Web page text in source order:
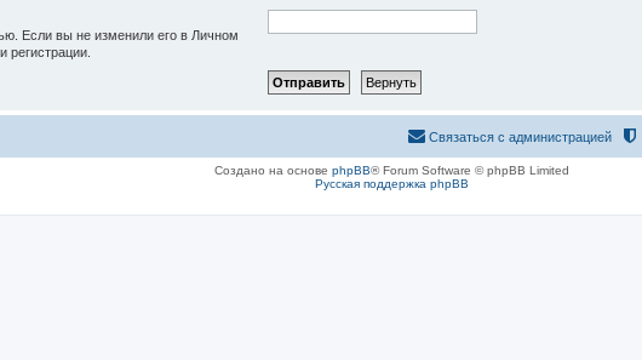
Если вы не изменили его в Личном
регистрации.
Связаться с администрацией
Создано на основе phpBB® Forum Software © phpBB Limited
Русская поддержка phpBB